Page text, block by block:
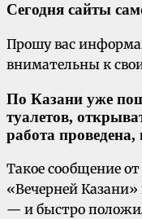
Сегодня сайты
Прошу вас
внимательны к
По Казани уже
туалетов,
работа
Такое сообщение
«Вечерней
— и быстро